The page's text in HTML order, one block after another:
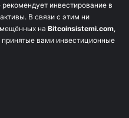
инвестирование в
В связи с этим ни
на Bitcoinsistemi.com,
принятые вами инвестиционные